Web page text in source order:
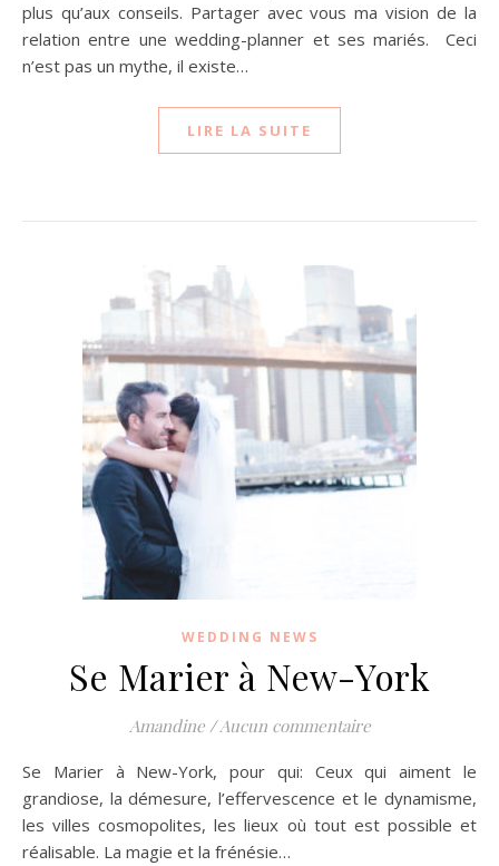
plus qu’aux conseils. Partager avec vous ma vision de la
relation entre une wedding-planner et ses mariés. Ceci
n’est pas un mythe, il existe…
LIRE LA SUITE
WEDDING NEWS
Se Marier à New-York
Amandine /Aucun commentaire
Se Marier à New-York, pour qui: Ceux qui aiment le
grandiose, la démesure, l’effervescence et le dynamisme,
les villes cosmopolites, les lieux où tout est possible et
réalisable. La magie et la frénésie…